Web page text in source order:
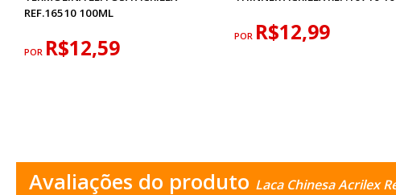
REF.16510 100ML
POR R$12,59 POR R$12,99
Avaliações do produto Laca Chinesa Acrilex